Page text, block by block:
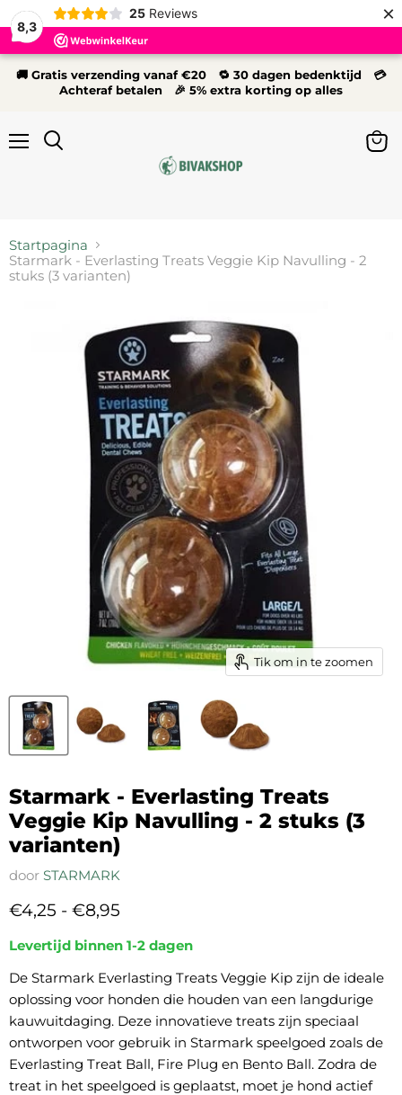
8,3
25 Reviews ×
🚚 Gratis verzending vanaf €20 🔁 30 dagen bedenktijd 💳
Achteraf betalen 🎉 5% extra korting op alles
Startpagina
Starmark - Everlasting Treats Veggie Kip Navulling - 2
stuks (3 varianten)
Tik om in te zoomen
Starmark - Everlasting Treats
Veggie Kip Navulling - 2 stuks (3
varianten)
door STARMARK
€4,25 - €8,95
Levertijd binnen 1-2 dagen
De Starmark Everlasting Treats Veggie Kip zijn de ideale
oplossing voor honden die houden van een langdurige
kauwuitdaging. Deze innovatieve treats zijn speciaal
ontworpen voor gebruik in Starmark speelgoed zoals de
Everlasting Treat Ball, Fire Plug en Bento Ball. Zodra de
treat in het speelgoed is geplaatst, moet je hond actief